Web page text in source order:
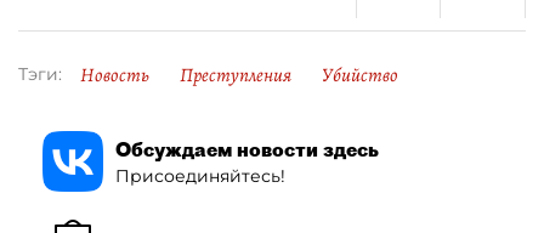
Тэги: Новость Преступления Убийство
Обсуждаем новости здесь
Присоединяйтесь!